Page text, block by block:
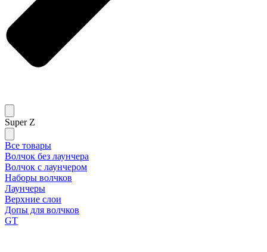
Super Z
Все товары
Волчок без лаунчера
Волчок с лаунчером
Наборы волчков
Лаунчеры
Верхние слои
Допы для волчков
GT